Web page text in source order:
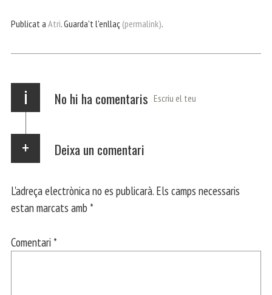
bo er ts
p
gr
m
ail
ei
Publicat a Atri. Guarda't l'enllaç (permalink).
i No hi ha comentaris Escriu el teu
Deixa un comentari
L'adreça electrònica no es publicarà. Els camps necessaris
estan marcats amb *
Comentari *